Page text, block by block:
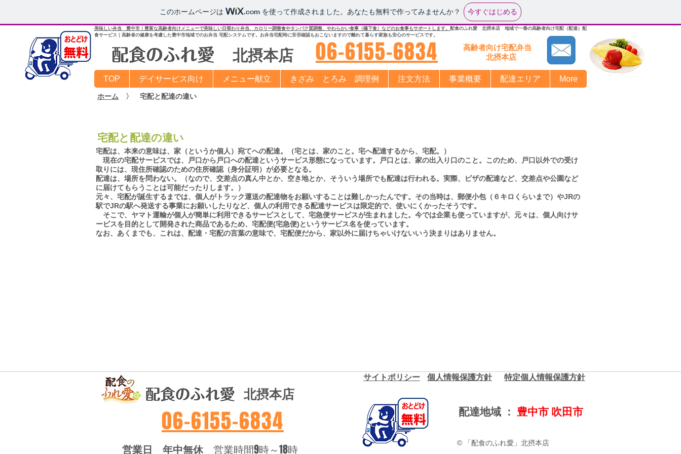
このホームページは .com を使って作成されました。あなたも無料で作ってみませんか？ 今すぐはじめる
高齢者向け宅配弁当
北摂本店​
​06-6155-6834
​北摂本店
美味しい弁当 豊中市｜豊富な高齢者向けメニューで美味しい日替わり弁当、カロリー調整食やタンパク質調整、やわらかい食事（嚥下食）などのお食事もサポートします。 配食のふれ愛 北摂本店 地域で一番の高齢者向け宅配（配達）配
食サービス｜高齢者の健康を考慮した豊中市地域でのお弁当 宅配システムです。お弁当宅配時に安否確認もおこないますので離れて暮らす家族も安心のサービスです。
TOP デイサービス向け メニュー献立 きざみ とろみ 調理例 注文方法 事業概要 配達エリア More
ホーム 〉 宅配と配達の違い
宅配と配達の違い
宅配は、本来の意味は、家（というか個人）宛てへの配達。（宅とは、家のこと。宅へ配達するから、宅配。）
現在の宅配サービスでは、戸口から戸口への配達というサービス形態になっています。戸口とは、家の出入り口のこと。このため、戸口以外での受け
取りには、現住所確認のための住所確認（身分証明）が必要となる。
配達は、場所を問わない。（なので、交差点の真ん中とか、空き地とか、そういう場所でも配達は行われる。実際、ピザの配達など、交差点や公園など
に届けてもらうことは可能だったりします。）
元々、宅配が誕生するまでは、個人がトラック運送の配達物をお願いすることは難しかったんです。その当時は、郵便小包（６キロくらいまで）やJRの
駅でJRの駅へ発送する事業にお願いしたりなど、個人の利用できる配達サービスは限定的で、使いにくかったそうです。
そこで、ヤマト運輸が個人が簡単に利用できるサービスとして、宅急便サービスが生まれました。今では企業も使っていますが、元々は、個人向けサ
ービスを目的として開発された商品であるため、宅配便(宅急便)というサービス名を使っています。
なお、あくまでも、これは、配達・宅配の言葉の意味で、宅配便だから、家以外に届けちゃいけないいう決まりはありません。
​サイトポリシー ​個人情報保護方針 ​特定個人情報保護方針
​北摂本店
配達地域 ： 豊中市 吹田市
​06-6155-6834
営業日 年中無休営業時間9時～18時 © 「配食のふれ愛」北摂本店